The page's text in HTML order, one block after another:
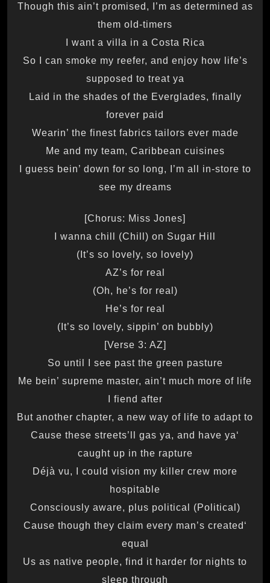
Though this ain’t promised, I’m as determined as
them old-timers
I want a villa in a Costa Rica
So I can smoke my reefer, and enjoy how life’s
supposed to treat ya
Laid in the shades of the Everglades, finally
forever paid
Wearin’ the finest fabrics tailors ever made
Me and my team, Caribbean cuisines
I guess bein’ down for so long, I’m all in-store to
see my dreams
[Chorus: Miss Jones]
I wanna chill (Chill) on Sugar Hill
(It’s so lovely, so lovely)
AZ’s for real
(Oh, he’s for real)
He’s for real
(It’s so lovely, sippin’ on bubbly)
[Verse 3: AZ]
So until I see past the green pasture
Me bein’ supreme master, ain’t much more of life
I fiend after
But another chapter, a new way of life to adapt to
‘Cause these streets’ll gas ya, and have ya
caught up in the rapture
Déjà vu, I could vision my killer crew more
hospitable
Consciously aware, plus political (Political)
‘Cause though they claim every man’s created
equal
Us as native people, find it harder for nights to
sleep through